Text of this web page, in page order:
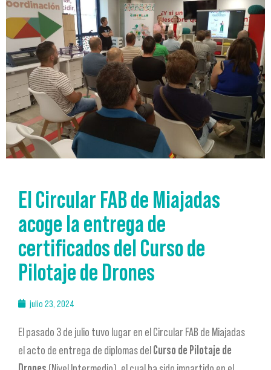
El Circular FAB de Miajadas
acoge la entrega de
certificados del Curso de
Pilotaje de Drones
julio 23, 2024
El pasado 3 de julio tuvo lugar en el Circular FAB de Miajadas
el acto de entrega de diplomas delCurso de Pilotaje de